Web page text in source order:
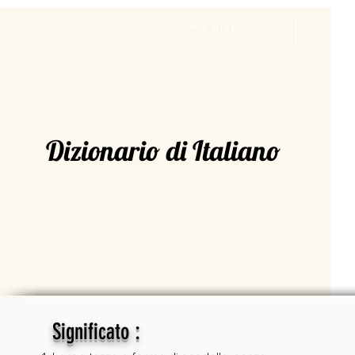
Dizionario di Italiano
Significato: